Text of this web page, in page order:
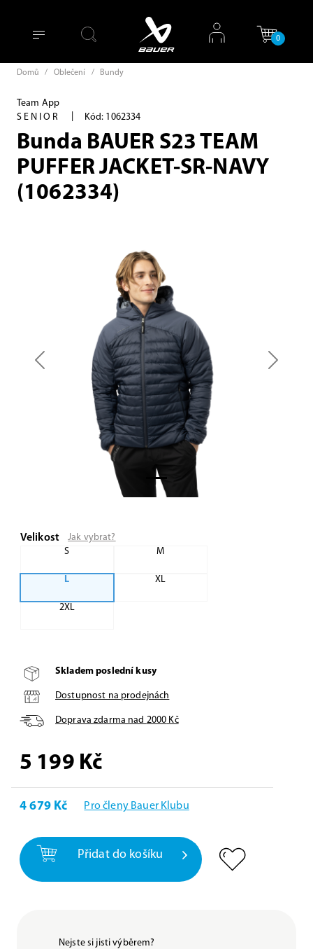
0
Domů / Oblečení / Bundy
Team App
SENIOR
Kód: 1062334
Bunda BAUER S23 TEAM
PUFFER JACKET-SR-NAVY
(1062334)
Previous Next
Velikost
Jak vybrat?
S
M
L XL
2XL
Skladem poslední kusy
Dostupnost na prodejnách
Doprava zdarma nad 2000 Kč
5 199 Kč
4 679 Kč Pro členy Bauer Klubu
Přidat do košíku
Nejste si jisti výběrem?